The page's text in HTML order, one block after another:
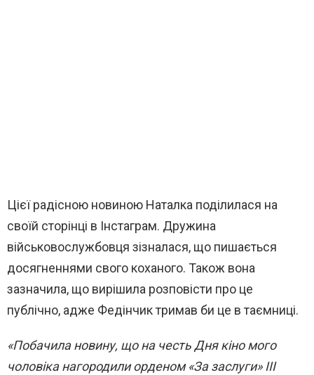
Цієї радісною новиною Наталка поділилася на
своїй сторінці в Інстаграм. Дружина
військовослужбовця зізналася, що пишається
досягненнями свого коханого. Також вона
зазначила, що вирішила розповісти про це
публічно, адже Федінчик тримав би це в таємниці.
«Побачила новину, що на честь Дня кіно мого
чоловіка нагородили орденом «За заслуги» ІІІ